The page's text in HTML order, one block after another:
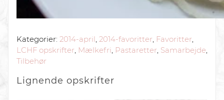
Kategorier: 2014-april, 2014-favoritter, Favoritter,
LCHF opskrifter, Mælkefri, Pastaretter, Samarbejde,
Tilbehør
Lignende opskrifter